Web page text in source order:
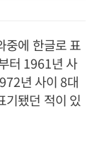
중에 한글로 표
터 1961년 사
년 사이8대
기됐던 적이 있